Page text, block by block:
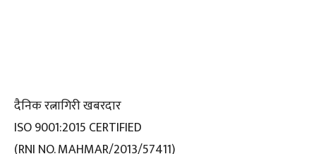
दैनिक रत्नागिरी खबरदार
ISO 9001:2015 CERTIFIED
(RNI NO. MAHMAR/2013/57411)